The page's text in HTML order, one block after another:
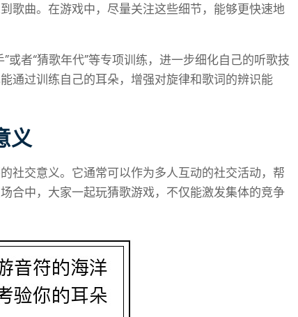
歌曲。在游戏中，尽量关注这些细节，能够更快速地
或者“猜歌年代”等专项训练，进一步细化自己的听歌技
通过训练自己的耳朵，增强对旋律和歌词的辨识能
义
社交意义。它通常可以作为多人互动的社交活动，帮
合中，大家一起玩猜歌游戏，不仅能激发集体的竞争